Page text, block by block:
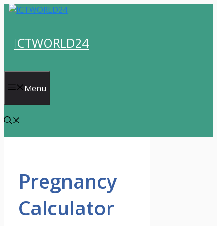
Skip
ICTWORLD24
Menu
Pregnancy
Calculator